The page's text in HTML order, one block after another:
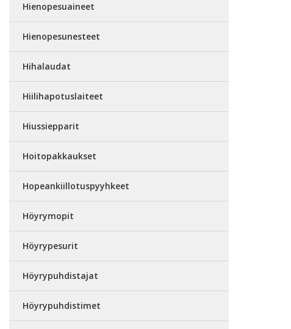
Hienopesuaineet
Hienopesunesteet
Hihalaudat
Hiilihapotuslaiteet
Hiussiepparit
Hoitopakkaukset
Hopeankiillotuspyyhkeet
Höyrymopit
Höyrypesurit
Höyrypuhdistajat
Höyrypuhdistimet